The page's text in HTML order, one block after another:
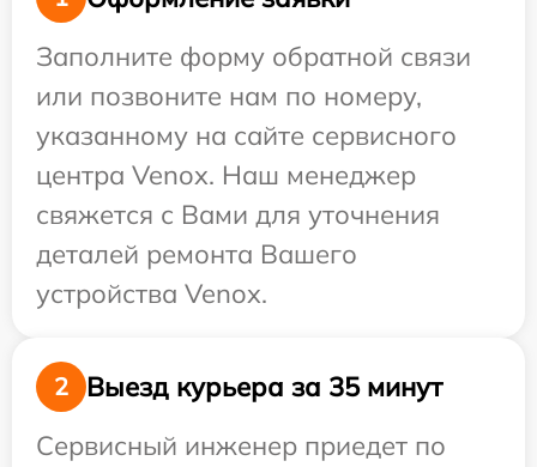
Заполните форму обратной связи
или позвоните нам по номеру,
указанному на сайте сервисного
центра Venox. Наш менеджер
свяжется с Вами для уточнения
деталей ремонта Вашего
устройства Venox.
2
Выезд курьера за 35 минут
Сервисный инженер приедет по